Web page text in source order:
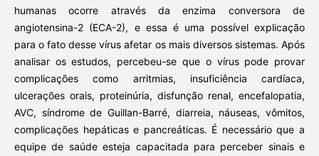
humanas ocorre através da enzima conversora de
angiotensina-2 (ECA-2), e essa é uma possível explicação
para o fato desse vírus afetar os mais diversos sistemas. Após
analisar os estudos, percebeu-se que o vírus pode provar
complicações como arritmias, insuficiência cardíaca,
ulcerações orais, proteinúria, disfunção renal, encefalopatia,
AVC, síndrome de Guillan-Barré, diarreia, náuseas, vômitos,
complicações hepáticas e pancreáticas. É necessário que a
equipe de saúde esteja capacitada para perceber sinais e